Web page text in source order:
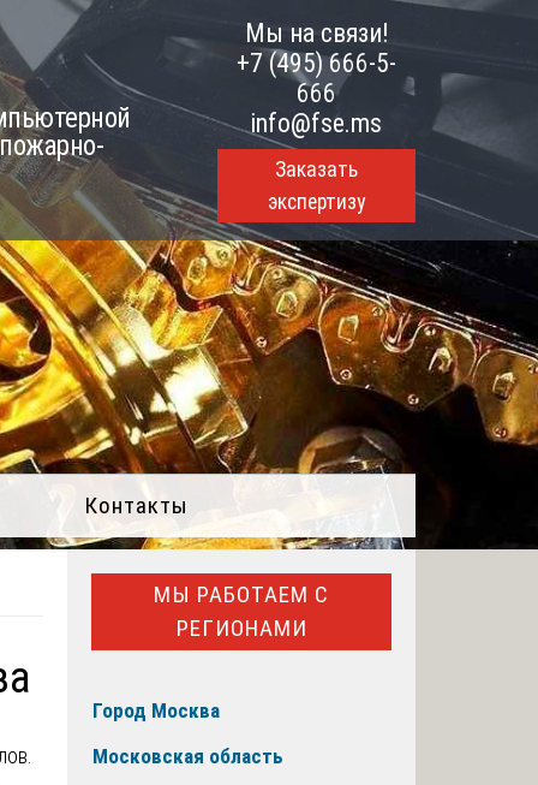
Мы на связи!
+7 (495) 666-5-
666
info@fse.ms
Заказать
экспертизу
Контакты
МЫ РАБОТАЕМ С
РЕГИОНАМИ
Город Москва
Московская область